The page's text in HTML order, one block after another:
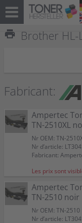
print Brother HL-
Fabricant:
Ampertec
TN-2510XL
Nr OEM: TN-
Nr d’article:
Fabricant:
Les prix sont
Ampertec
TN-2510 noir
Nr OEM: TN-2510
Nr d’article: